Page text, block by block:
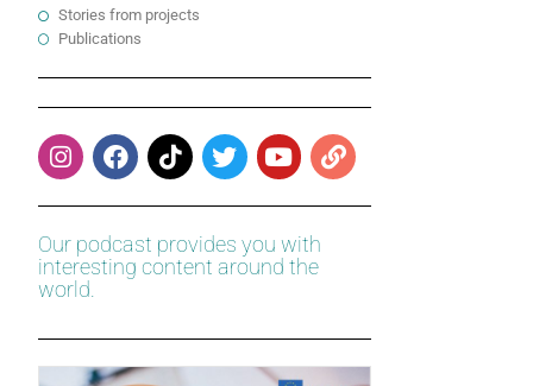
Stories from projects
Publications
Our podcast provides you with
interesting content around the
world.